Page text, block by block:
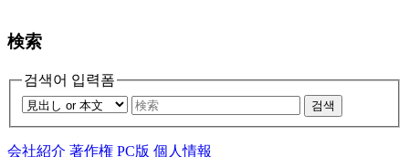
検索
검색어 입력폼
검색
会社紹介 著作権 PC版 個人情報